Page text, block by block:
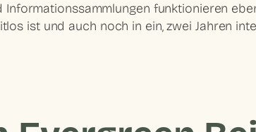
Informationssammlungen funktionieren
ist und auch noch in ein, zwei Jahren